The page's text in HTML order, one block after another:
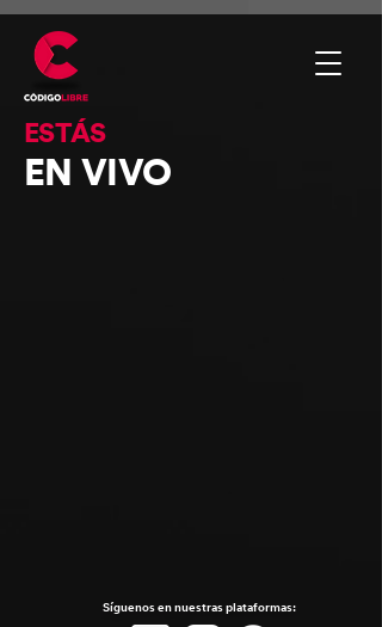
ESTÁS
EN VIVO
Síguenos en nuestras plataformas: